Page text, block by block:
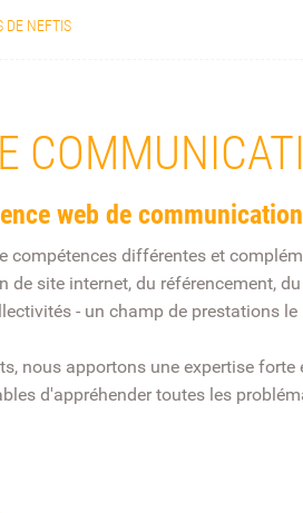
DE NEFTIS
web de
compétences différentes et
de site internet, du référencement,
- un champ de prestations
nous apportons une expertise
d'appréhender toutes les